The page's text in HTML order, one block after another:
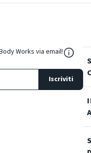
Works via email!
Iscriviti